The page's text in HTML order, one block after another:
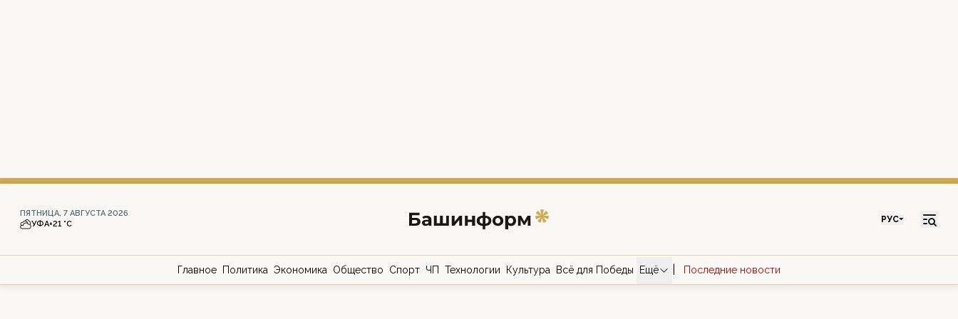
ПЯТНИЦА, 7 АВГУСТА 2026
УФА+21 °С РУС
Главное Политика Экономика Общество Спорт ЧП Технологии Культура Всё для Победы Ещё Последние новости